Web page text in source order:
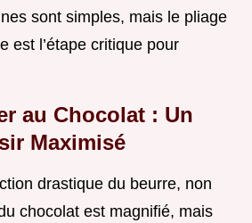
sont simples, mais le pliage
est l’étape critique pour
au Chocolat : Un
Maximisé
drastique du beurre, non
chocolat est magnifié, mais